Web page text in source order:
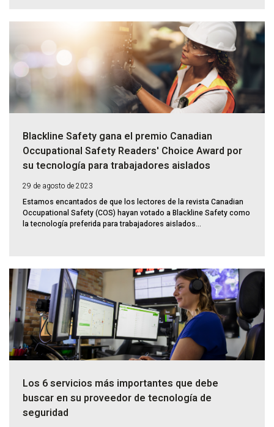
Blackline Safety gana el premio Canadian
Occupational Safety Readers' Choice Award por
su tecnología para trabajadores aislados
29 de agosto de 2023
Estamos encantados de que los lectores de la revista Canadian
Occupational Safety (COS) hayan votado a Blackline Safety como
la tecnología preferida para trabajadores aislados...
Los 6 servicios más importantes que debe
buscar en su proveedor de tecnología de
seguridad